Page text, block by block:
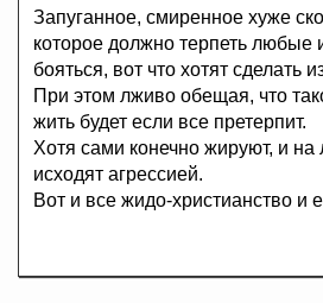
Запуганное, смиренное хуже
которое должно терпеть любые
бояться, вот что хотят
При этом лживо обещая, что
жить будет если все претерпит.
Хотя сами конечно жируют, и на
исходят агрессией.
Вот и все жидо-христианство и